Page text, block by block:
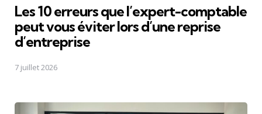
Les 10 erreurs que l’expert-comptable
peut vous éviter lors d’une reprise
d’entreprise
7 juillet 2026